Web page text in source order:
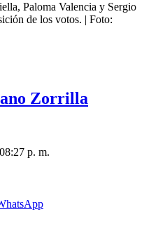
Paloma Valencia y Sergio
de los votos. | Foto:
Zorrilla
p. m.